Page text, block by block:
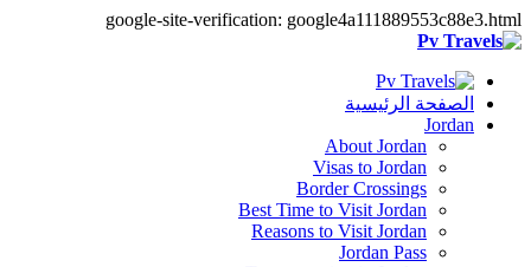
google-site-verification: google4a111889553c88e3.html
الصفحة الرئيسية
Jordan
About Jordan
Visas to Jordan
Border Crossings
Best Time to Visit Jordan
Reasons to Visit Jordan
Jordan Pass